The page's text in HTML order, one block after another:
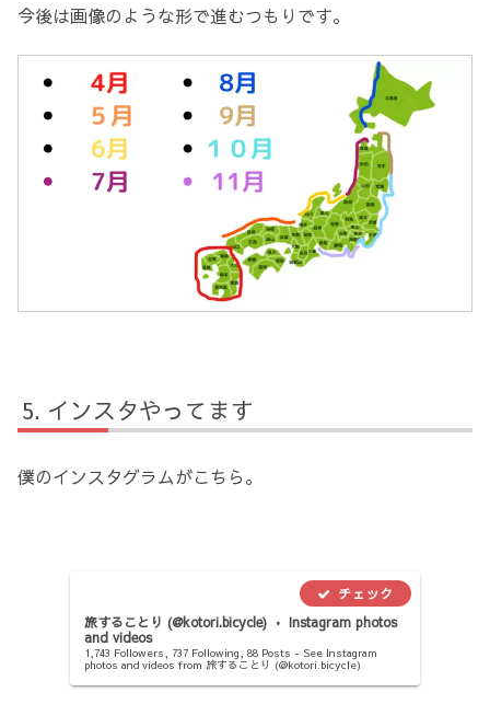
今後は画像のような形で進むつもりです。
インスタやってます
僕のインスタグラムがこちら。
旅することり (@kotori.bicycle) • Instagram photos
and videos
1,743 Followers, 737 Following, 88 Posts - See Instagram
photos and videos from 旅することり (@kotori.bicycle)